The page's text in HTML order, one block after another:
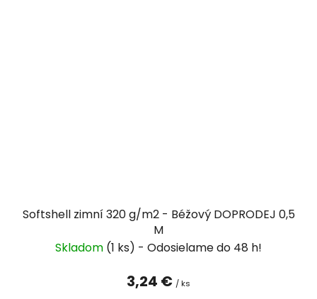
Softshell zimní 320 g/m2 - Béžový DOPRODEJ 0,5
M
Skladom (1 ks)
3,24 € / ks